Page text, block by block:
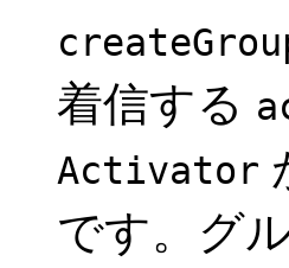
着信する
Activator
です。グ